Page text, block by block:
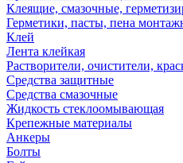
Клеящие, смазочные,
Герметики, пасты, пена
Клей
Лента клейкая
Растворители, очистители,
Средства защитные
Средства смазочные
Жидкость стеклоомывающая
Крепежные материалы
Анкеры
Болты